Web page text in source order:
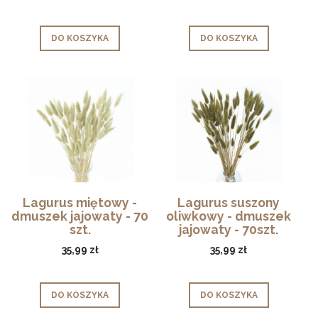
DO KOSZYKA DO KOSZYKA
Lagurus miętowy -
dmuszek jajowaty - 70
szt.
35,99 zł
DO KOSZYKA
Lagurus suszony
oliwkowy - dmuszek
jajowaty - 70szt.
35,99 zł
DO KOSZYKA